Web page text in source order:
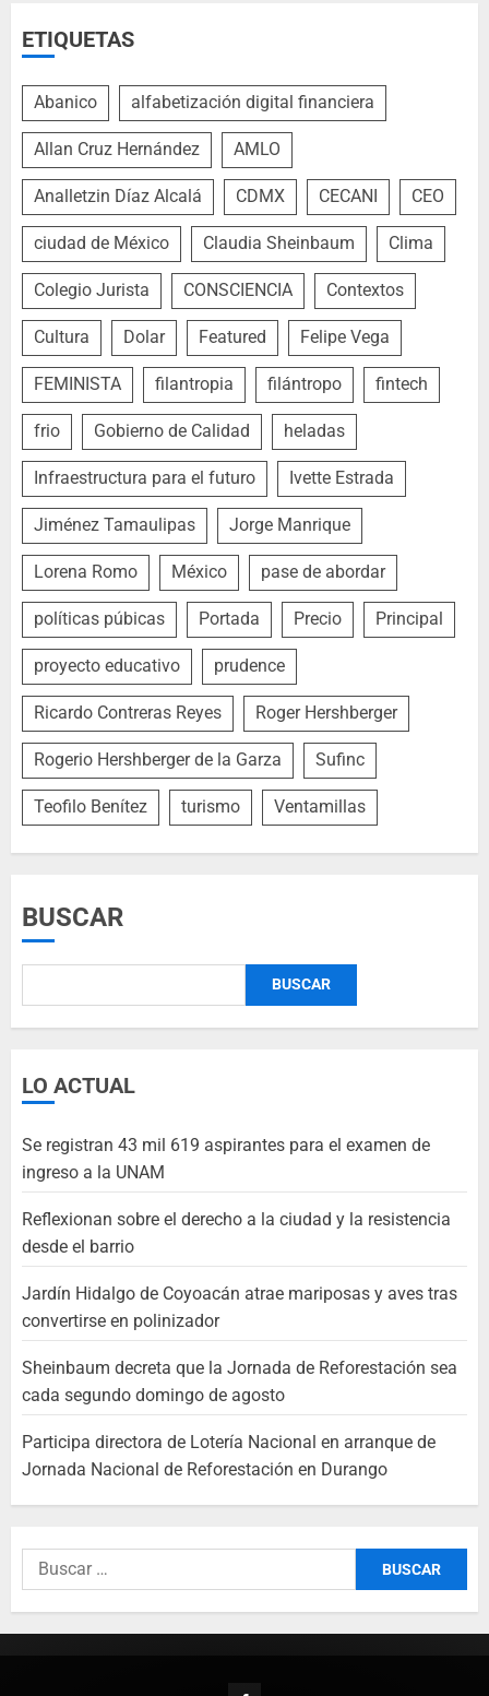
ETIQUETAS
Abanico alfabetización digital financiera
Allan Cruz Hernández AMLO
Analletzin Díaz Alcalá CDMX CECANI CEO
ciudad de México Claudia Sheinbaum Clima
Colegio Jurista CONSCIENCIA Contextos
Cultura Dolar Featured Felipe Vega
FEMINISTA filantropia filántropo fintech
frio Gobierno de Calidad heladas
Infraestructura para el futuro Ivette Estrada
Jiménez Tamaulipas Jorge Manrique
Lorena Romo México pase de abordar
políticas púbicas Portada Precio Principal
proyecto educativo prudence
Ricardo Contreras Reyes Roger Hershberger
Rogerio Hershberger de la Garza Sufinc
Teofilo Benítez turismo Ventamillas
BUSCAR
BUSCAR
LO ACTUAL
Se registran 43 mil 619 aspirantes para el examen de
ingreso a la UNAM
Reflexionan sobre el derecho a la ciudad y la resistencia
desde el barrio
Jardín Hidalgo de Coyoacán atrae mariposas y aves tras
convertirse en polinizador
Sheinbaum decreta que la Jornada de Reforestación sea
cada segundo domingo de agosto
Participa directora de Lotería Nacional en arranque de
Jornada Nacional de Reforestación en Durango